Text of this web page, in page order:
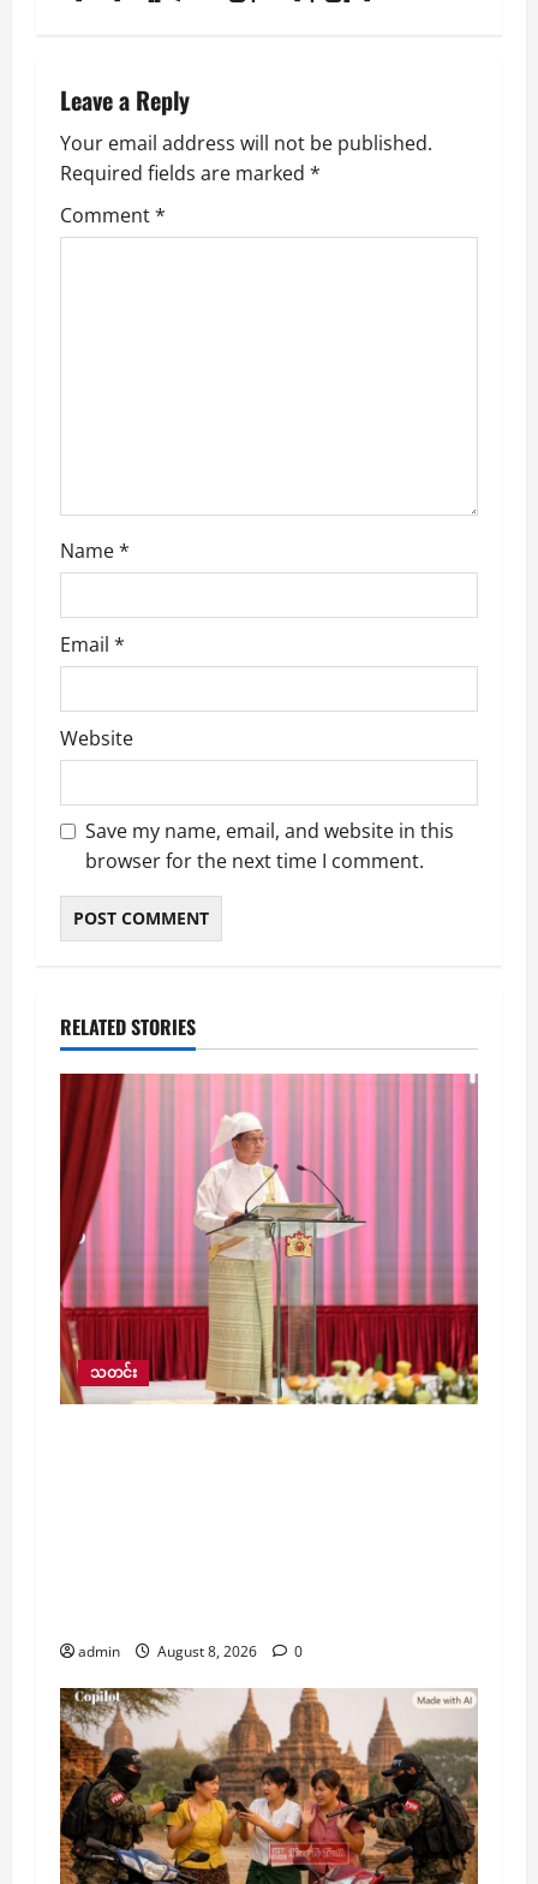
t
i
o
Leave a Reply
Your email address will not be published.
Required fields are marked *
Comment*
Name*
Email *
Website
Save my name, email, and website in this
browser for the next time I comment.
RELATED STORIES
သတင်း
admin August 8, 2026 0